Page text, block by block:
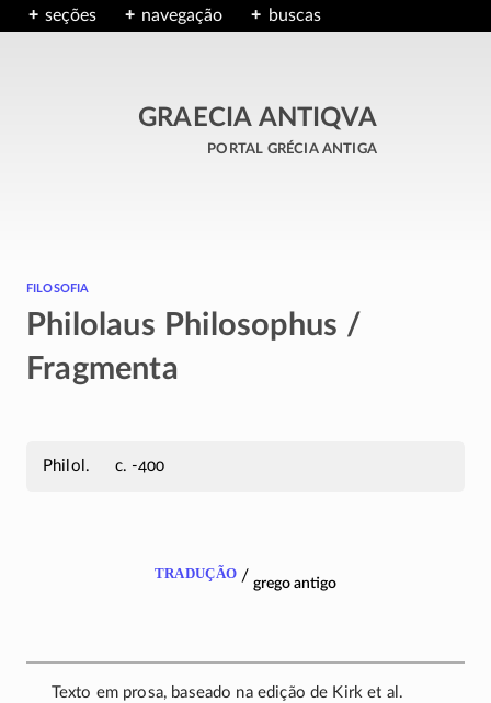
seções navegação buscas
GRAECIA ANTIQVA
portal grécia antiga
filosofia
Philolaus Philosophus /
Fragmenta
Philol. c. -400
tradução / grego antigo
Texto em prosa, baseado na edição de Kirk et al.